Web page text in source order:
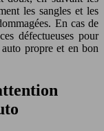
les sangles et les
En cas de
défectueuses pour
propre et en bon